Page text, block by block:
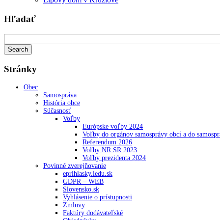
Hľadať
Stránky
Obec
Samospráva
História obce
Súčasnosť
Voľby
Európske voľby 2024
Voľby do orgánov samosprávy obcí a do
Referendum 2026
Voľby NR SR 2023
Voľby prezidenta 2024
Povinné zverejňovanie
eprihlasky.iedu.sk
GDPR – WEB
Slovensko.sk
Vyhlásenie o prístupnosti
Zmluvy
Faktúry dodávateľské